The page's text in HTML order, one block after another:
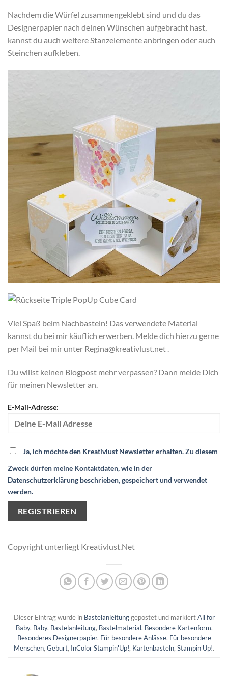
Nachdem die Würfel zusammengeklebt sind und du das
Designerpapier nach deinen Wünschen aufgebracht hast,
kannst du auch weitere Stanzelemente anbringen oder auch
Steinchen aufkleben.
Viel Spaß beim Nachbasteln! Das verwendete Material
kannst du bei mir käuflich erwerben. Melde dich hierzu gerne
per Mail bei mir unter Regina@kreativlust.net .
Du willst keinen Blogpost mehr verpassen? Dann melde Dich
für meinen Newsletter an.
E-Mail-Adresse:
Ja, ich möchte den Kreativlust Newsletter erhalten. Zu diesem
Zweck dürfen meine Kontaktdaten, wie in der
Datenschutzerklärung beschrieben, gespeichert und verwendet
werden.
Copyright unterliegt Kreativlust.Net
Dieser Eintrag wurde in Bastelanleitunggepostet und markiertAll for
Baby, Baby, Bastelanleitung, Bastelmaterial, Besondere Kartenform,
Besonderes Designerpapier, Für besondere Anlässe, Für besondere
Menschen, Geburt, InColor Stampin'Up!, Kartenbasteln, Stampin'Up!.